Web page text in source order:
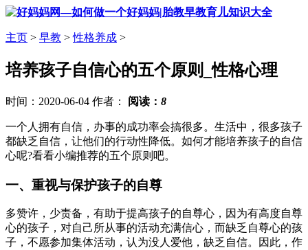
主页 > 早教 >性格养成 >
培养孩子自信心的五个原则_性格心理
时间：2020-06-04 作者： 阅读： 8
一个人拥有自信，办事的成功率会搞很多。生活中，很多孩子
都缺乏自信，让他们的行动性降低。如何才能培养孩子的自信
心呢?看看小编推荐的五个原则吧。
一、重视与保护孩子的自尊
多赞许，少责备，有助于提高孩子的自尊心，因为有高度自尊
心的孩子，对自己所从事的活动充满信心，而缺乏自尊心的孩
子，不愿参加集体活动，认为没人爱他，缺乏自信。因此，作